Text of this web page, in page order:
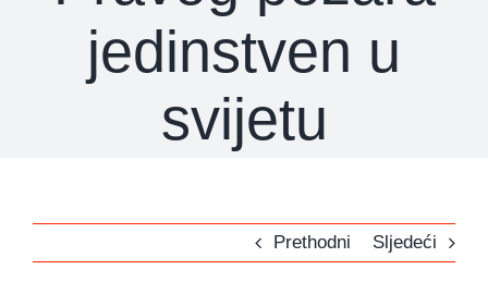
jedinstven u
svijetu
Prethodni Sljedeći